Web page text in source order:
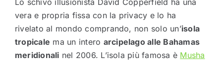
Lo schivo illusionista David Copperfield ha una
vera e propria fissa con la privacy e lo ha
rivelato al mondo comprando, non solo un’isola
tropicale ma un intero arcipelago alle Bahamas
meridionali nel 2006. L’isola più famosa è Musha